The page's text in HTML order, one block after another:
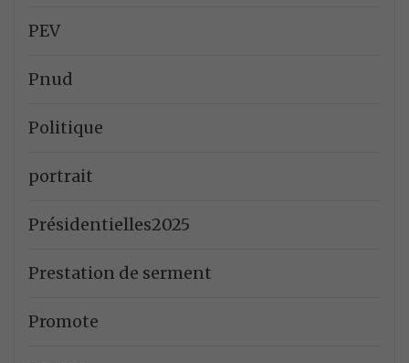
PEV
Pnud
Politique
portrait
Présidentielles2025
Prestation de serment
Promote